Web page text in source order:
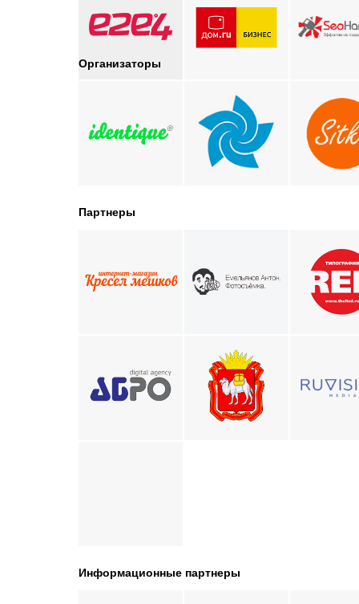
Организаторы
Партнеры
Информационные партнеры